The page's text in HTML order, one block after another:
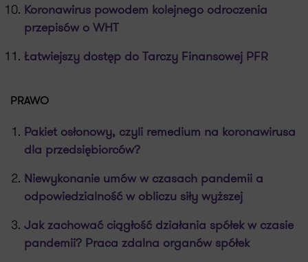
Koronawirus powodem kolejnego odroczenia
przepisów o WHT
Łatwiejszy dostęp do Tarczy Finansowej PFR
PRAWO
Pakiet osłonowy, czyli remedium na koronawirusa
dla przedsiębiorców?
Niewykonanie umów w czasach pandemii a
odpowiedzialność w obliczu siły wyższej
Jak zachować ciągłość działania spółek w czasie
pandemii? Praca zdalna organów spółek